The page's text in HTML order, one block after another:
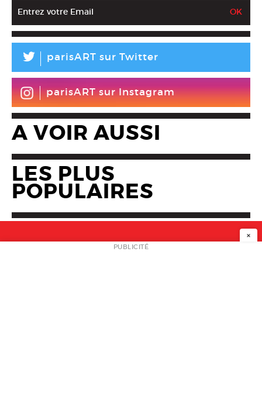
L parisART sur Twitter
parisART sur Instagram
A VOIR AUSSI
LES PLUS
POPULAIRES
NEWSLETTER
×
PUBLICITÉ